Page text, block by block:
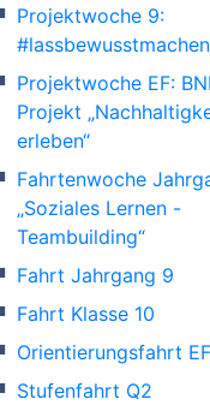
Projektwoche 9:
#lassbewusstmachen
Projektwoche EF:
Projekt
erleben“
Fahrtenwoche
„Soziales Lernen -
Teambuilding“
Fahrt Jahrgang 9
Fahrt Klasse 10
Orientierungsfahrt EF
Stufenfahrt Q2